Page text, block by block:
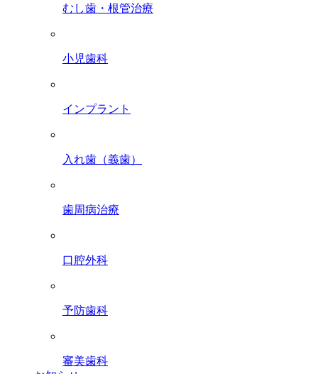
むし歯・根管治療
小児歯科
インプラント
入れ歯（義歯）
歯周病治療
口腔外科
予防歯科
審美歯科